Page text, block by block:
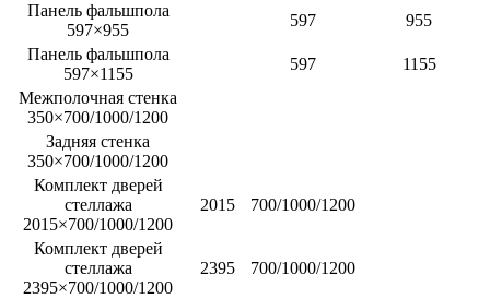
Панель фальшпола
597×955
597
955
Панель фальшпола
597×1155
597
1155
Межполочная стенка
350×700/1000/1200
Задняя стенка
350×700/1000/1200
Комплект дверей
стеллажа
2015×700/1000/1200
2015 700/1000/1200
Комплект дверей
стеллажа
2395×700/1000/1200
2395 700/1000/1200